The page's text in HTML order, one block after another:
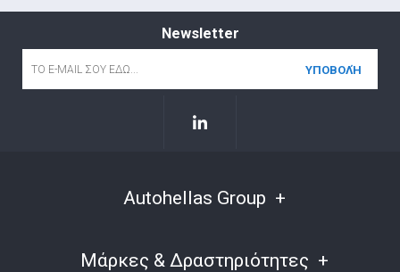
Newsletter
Autohellas Group
Μάρκες & Δραστηριότητες